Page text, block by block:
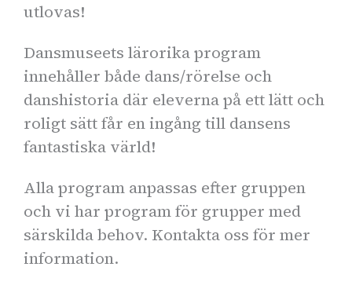
utlovas!
Dansmuseets lärorika program
innehåller både dans/rörelse och
danshistoria där eleverna på ett lätt och
roligt sätt får en ingång till dansens
fantastiska värld!
Alla program anpassas efter gruppen
och vi har program för grupper med
särskilda behov. Kontakta oss för mer
information.